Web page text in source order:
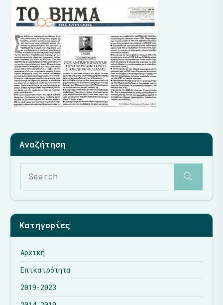
Κατηγορίες
Αρχική
Επικαιρότητα
2019-2023